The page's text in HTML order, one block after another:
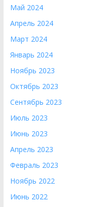
Май 2024
Апрель 2024
Март 2024
Январь 2024
Ноябрь 2023
Октябрь 2023
Сентябрь 2023
Июль 2023
Июнь 2023
Апрель 2023
Февраль 2023
Ноябрь 2022
Июнь 2022